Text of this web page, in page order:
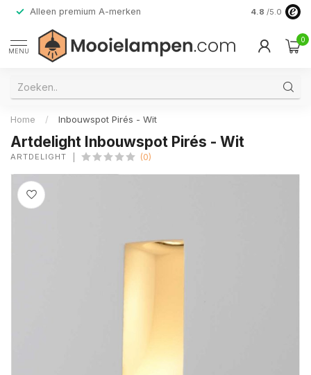
Alleen premium A-merken 4.8 /5.0
MENU
0
Home / Inbouwspot Pirés - Wit
Artdelight Inbouwspot Pirés - Wit
ARTDELIGHT (0)